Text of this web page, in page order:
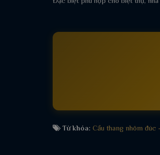
Từ khóa: Cầu thang nhôm đúc